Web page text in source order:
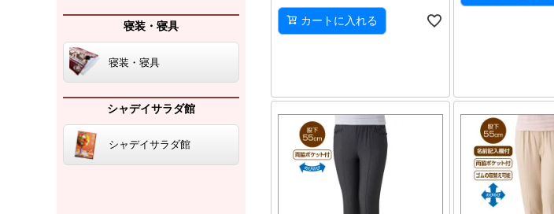
寝装・寝具
寝装・寝具
シャデイサラダ館
シャデイサラダ館
カートに入れる